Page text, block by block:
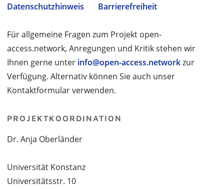
Datenschutzhinweis
Barrierefreiheit
Für allgemeine Fragen zum Projekt open-
access.network, Anregungen und Kritik stehen wir
Ihnen gerne unter info@open-access.networkzur
Verfügung. Alternativ können Sie auch unser
Kontaktformular verwenden.
PROJEKTKOORDINATION
Dr. Anja Oberländer
Universität Konstanz
Universitätsstr. 10